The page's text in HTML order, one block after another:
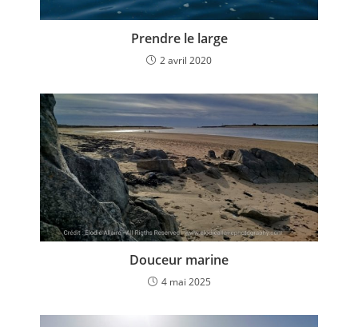
Prendre le large
2 avril 2020
Douceur marine
4 mai 2025